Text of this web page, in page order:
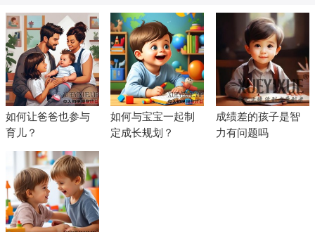
如何让爸爸也参与
育儿？
如何与宝宝一起制
定成长规划？
成绩差的孩子是智
力有问题吗